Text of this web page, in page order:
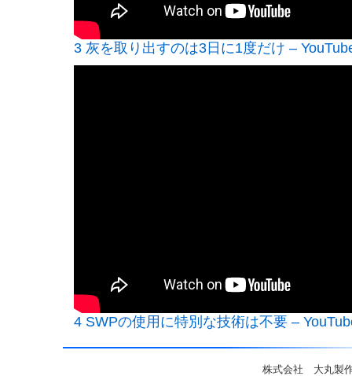
3 灰を取り出すのは3日に1度だけ –
4 SWPの使用に特別な技術は不要 –
株式会社 大丸製